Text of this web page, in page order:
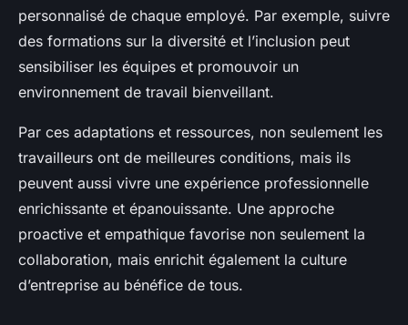
personnalisé de chaque employé. Par exemple, suivre
des formations sur la diversité et l’inclusion peut
sensibiliser les équipes et promouvoir un
environnement de travail bienveillant.
Par ces adaptations et ressources, non seulement les
travailleurs ont de meilleures conditions, mais ils
peuvent aussi vivre une expérience professionnelle
enrichissante et épanouissante. Une approche
proactive et empathique favorise non seulement la
collaboration, mais enrichit également la culture
d’entreprise au bénéfice de tous.